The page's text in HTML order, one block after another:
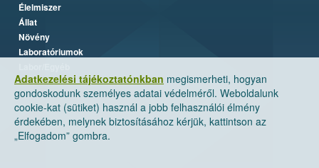
Adatkezelési tájékoztatónkban megismerheti, hogyan
gondoskodunk személyes adatai védelméről. Weboldalunk
cookie-kat (sütiket) használ a jobb felhasználói élmény
érdekében, melynek biztosításához kérjük, kattintson az
„Elfogadom” gombra.
Élelmiszer
Állat
Növény
Laboratóriumok